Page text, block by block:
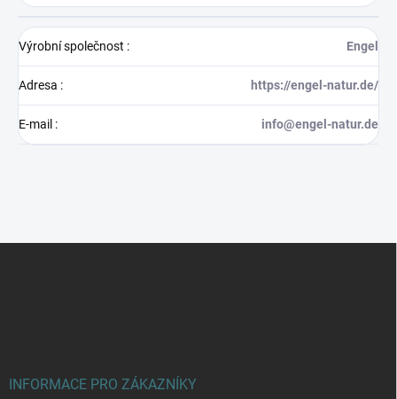
Výrobní společnost : Engel
Adresa : https://engel-natur.de/
E-mail : info@engel-natur.de
INFORMACE PRO ZÁKAZNÍKY